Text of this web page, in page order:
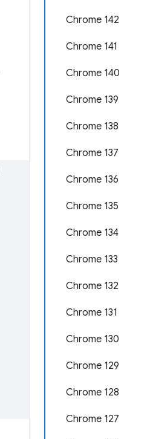
Chrome 142
Chrome 141
Chrome 140
Chrome 139
Chrome 138
Chrome 137
Chrome 136
Chrome 135
Chrome 134
Chrome 133
Chrome 132
Chrome 131
Chrome 130
Chrome 129
Chrome 128
Chrome 127